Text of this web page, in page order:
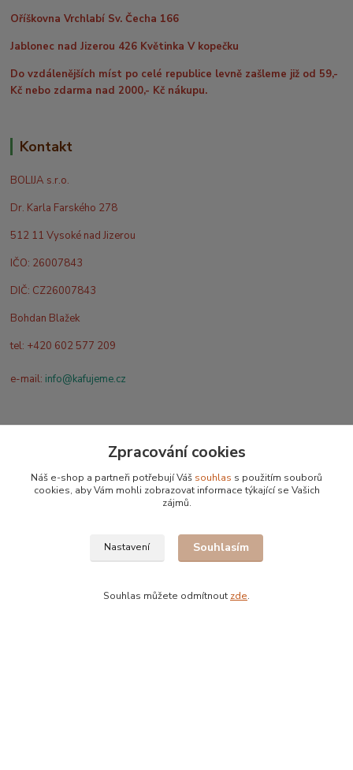
Oříškovna Vrchlabí Sv. Čecha 166
Jablonec nad Jizerou 426 Květinka V kopečku
Do vzdálenějších míst po celé republice levně zašleme již od 59,-
Kč nebo zdarma nad 2000,- Kč nákupu.
Kontakt
BOLIJA s.r.o.
Dr. Karla Farského 278
512 11 Vysoké nad Jizerou
IČO: 26007843
DIČ: CZ26007843
Bohdan Blažek
tel: +420 602 577 209
e-mail: info@kafujeme.cz
Původ
Zpracování cookies
Náš e-shop a partneři potřebují Váš souhlas s použitím souborů
cookies, aby Vám mohli zobrazovat informace týkající se Vašich
zájmů.
Nastavení Souhlasím
Souhlas můžete odmítnout zde.